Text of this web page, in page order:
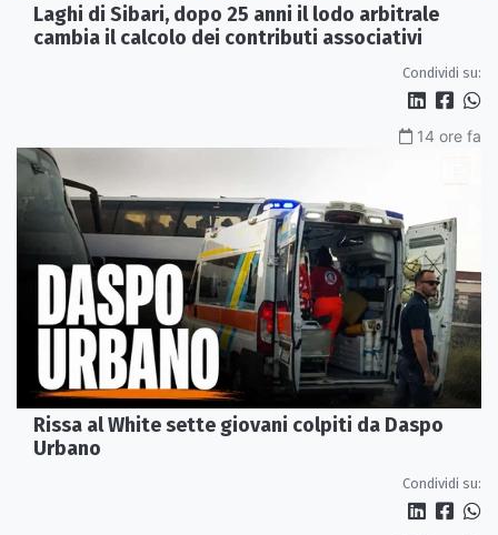
Laghi di Sibari, dopo 25 anni il lodo arbitrale
cambia il calcolo dei contributi associativi
Condividi su:
14 ore fa
Rissa al White sette giovani colpiti da Daspo
Urbano
Condividi su: